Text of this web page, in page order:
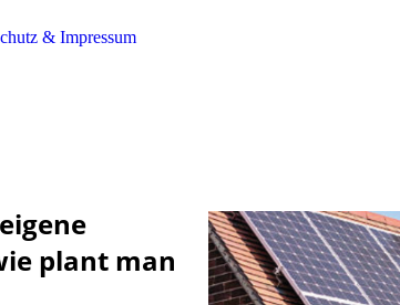
& Impressum
plant man